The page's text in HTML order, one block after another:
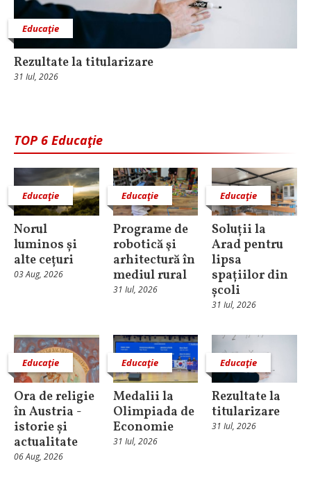
Educaţie
Rezultate la titularizare
31 Iul, 2026
TOP 6 Educaţie
Educaţie
Norul
luminos și
alte cețuri
03 Aug, 2026
Educaţie
Programe de
robotică şi
arhitectură în
mediul rural
31 Iul, 2026
Educaţie
Soluții la
Arad pentru
lipsa
spațiilor din
școli
31 Iul, 2026
Educaţie
Ora de religie
în Austria -
istorie și
actualitate
06 Aug, 2026
Educaţie
Medalii la
Olimpiada de
Economie
31 Iul, 2026
Educaţie
Rezultate la
titularizare
31 Iul, 2026